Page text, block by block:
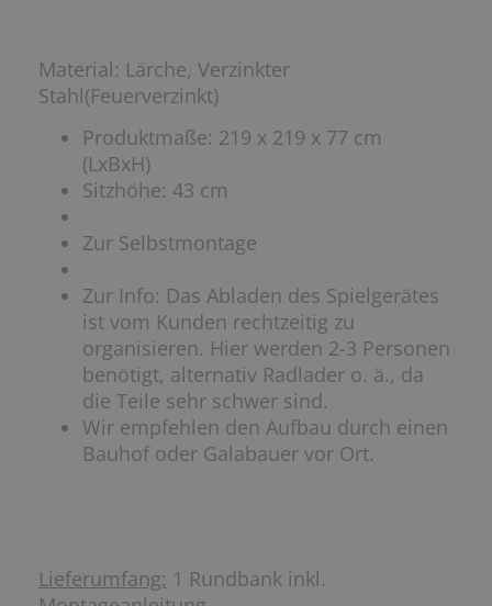
Material: Lärche, Verzinkter
Stahl(Feuerverzinkt)
Produktmaße: 219 x 219 x 77 cm
(LxBxH)
Sitzhöhe: 43 cm
Zur Selbstmontage
Zur Info: Das Abladen des Spielgerätes
ist vom Kunden rechtzeitig zu
organisieren. Hier werden 2-3 Personen
benötigt, alternativ Radlader o. ä., da
die Teile sehr schwer sind.
Wir empfehlen den Aufbau durch einen
Bauhof oder Galabauer vor Ort.
Lieferumfang: 1 Rundbank inkl.